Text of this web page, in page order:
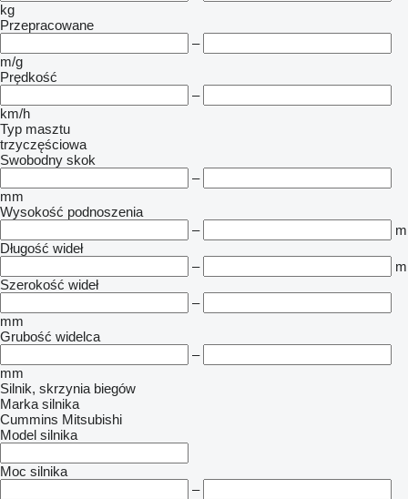
kg
Przepracowane
–
m/g
Prędkość
–
km/h
Typ masztu
trzyczęściowa
Swobodny skok
–
mm
Wysokość podnoszenia
–
m
Długość wideł
–
m
Szerokość wideł
–
mm
Grubość widelca
–
mm
Silnik, skrzynia biegów
Marka silnika
Cummins Mitsubishi
Model silnika
Moc silnika
–